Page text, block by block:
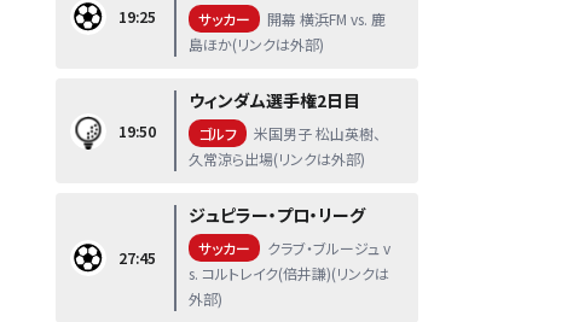
19:25 サッカー
開幕 横浜FM vs. 鹿
島ほか(リンクは外部)
19:50
ウィンダム選手権2日目
ゴルフ
米国男子 松山英樹、
久常涼ら出場(リンクは外部)
27:45
ジュピラー・プロ・リーグ
サッカー
クラブ・ブルージュ v
s. コルトレイク(倍井謙)(リンクは
外部)